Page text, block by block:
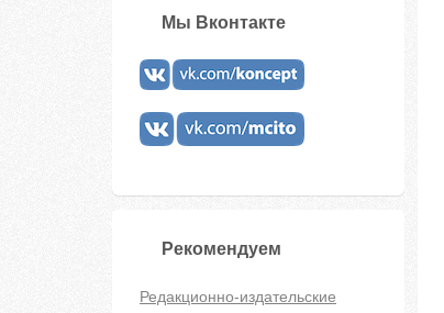
Мы Вконтакте
Рекомендуем
Редакционно-издательские